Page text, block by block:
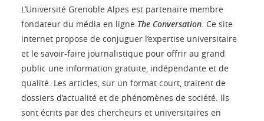
L’Université Grenoble Alpes est partenaire membre
fondateur du média en ligne The Conversation. Ce site
internet propose de conjuguer l’expertise universitaire
et le savoir-faire journalistique pour offrir au grand
public une information gratuite, indépendante et de
qualité. Les articles, sur un format court, traitent de
dossiers d’actualité et de phénomènes de société. Ils
sont écrits par des chercheurs et universitaires en